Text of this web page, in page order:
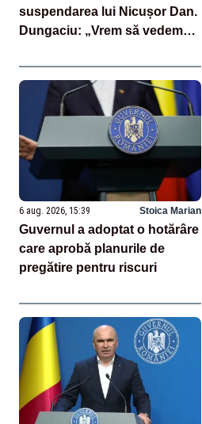
suspendarea lui Nicușor Dan.
Dungaciu: „Vrem să vedem
6 aug. 2026, 15:39 Stoica Marian
Guvernul a adoptat o hotărâre
care aprobă planurile de
pregătire pentru riscuri